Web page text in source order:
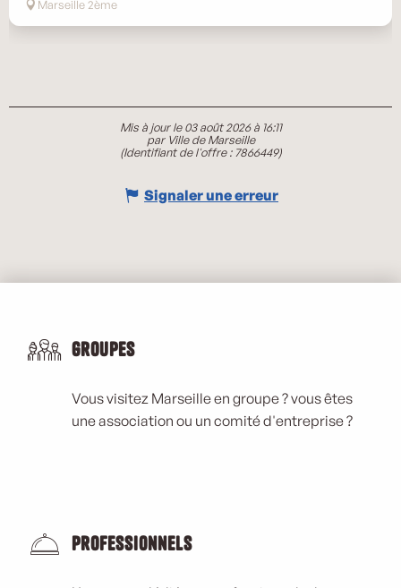
Marseille 2ème
Mis à jour le 03 août 2026 à 16:11
par Ville de Marseille
(Identifiant de l'offre : 7866449)
Signaler une erreur
Groupes
Vous visitez Marseille en groupe ? vous êtes
une association ou un comité d'entreprise ?
Professionnels